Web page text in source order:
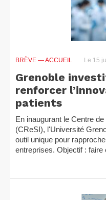
BRÈVE — ACCUEIL Le 15
Grenoble
renforcer
patients
En inaugurant le Centre
(CReSI), l'Université
outil unique pour
entreprises. Objectif : faire